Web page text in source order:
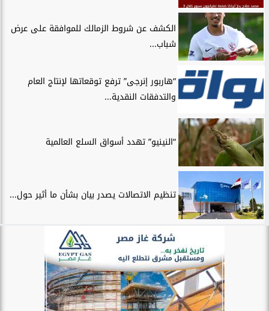
الكشف عن شروط الزمالك للموافقة على عرض
شباب...
“هاربور إنرجى” ترفع توقعاتها لإنتاج العام
والتدفقات النقدية...
“النينيو” تهدد أسواق السلع العالمية
تنظيم الاتصالات يصدر بيان بشأن ما أثير حول...